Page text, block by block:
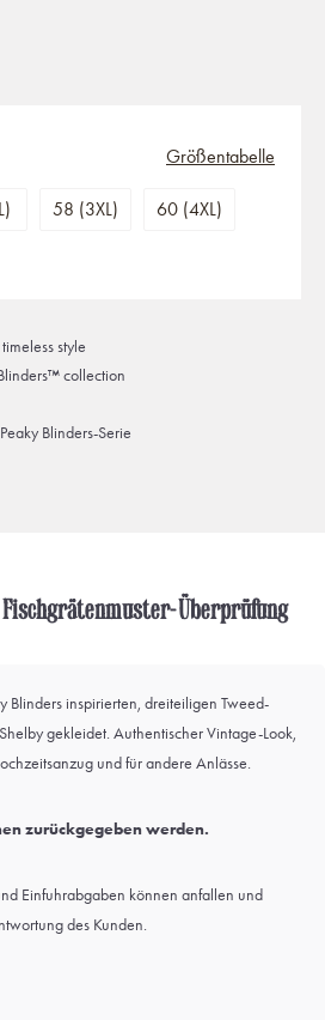
58 (3XL) 60 (4XL)
Größentabelle
style
collection
Blinders-Serie
Fischgrätenmuster-Überprüfung
Blinders inspirierten, dreiteiligen Tweed-
gekleidet. Authentischer Vintage-Look,
und für andere Anlässe.
zurückgegeben werden.
Einfuhrabgaben können anfallen und
des Kunden.